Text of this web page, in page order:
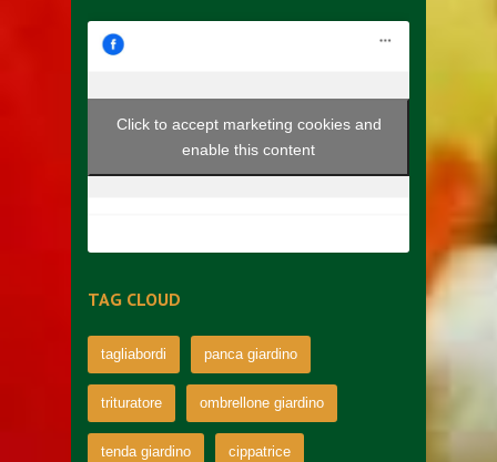
Click to accept marketing cookies and
enable this content
TAG CLOUD
tagliabordi panca giardino
trituratore ombrellone giardino
tenda giardino cippatrice